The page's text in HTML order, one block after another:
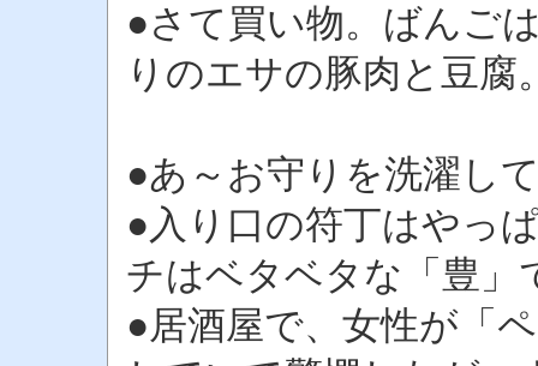
●さて買い物。ばんご
りのエサの豚肉と豆腐
●あ～お守りを洗濯し
●入り口の符丁はや
チはベタベタな「豊」
●居酒屋で、女性が「